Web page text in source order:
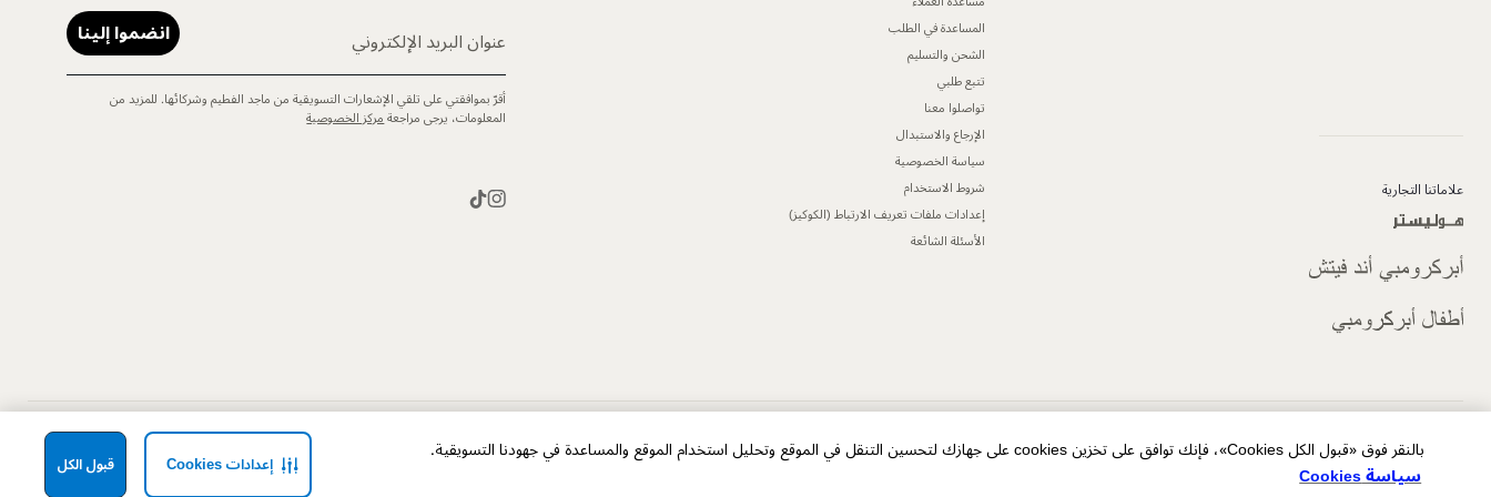
بالنقر فوق «قبول الكل Cookies»، فإنك توافق على تخزين cookies على جهازك لتحسين التنقل في الموقع وتحليل استخدام الموقع والمساعدة في جهودنا التسويقية.
سياسة Cookies
قبول الكل إعدادات Cookies
علاماتنا التجارية
المساعدة في الطلب
الشحن والتسليم
تتبع طلبي
تواصلوا معنا
الإرجاع والاستبدال
سياسة الخصوصية
شروط الاستخدام
إعدادات ملفات تعريف الارتباط (الكوكيز)
الأسئلة الشائعة
عنوان البريد الإلكتروني انضموا إلينا
أقرّ بموافقتي على تلقي الإشعارات التسويقية من ماجد الفطيم وشركائها. للمزيد من
المعلومات، يرجى مراجعةمركز الخصوصية
الخصوصية/ملفات تعريف الارتباط الخاصة بالإعلانات شروط الاستخدام خريطة الموقع